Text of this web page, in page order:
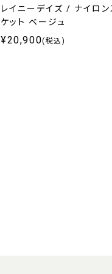
レイニーデイズ / ナイロン
ケット ベージュ
¥20,900(税込)